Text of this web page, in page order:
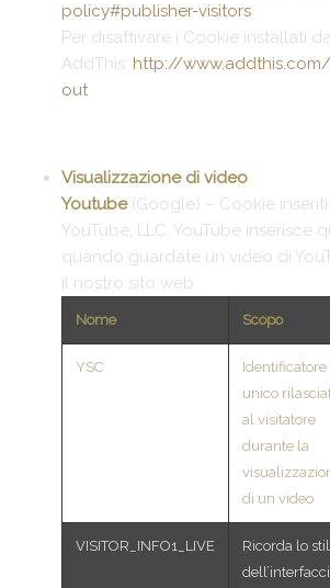
policy#publisher-visitors
Per disattivare i Cookie installati da
AddThis: http://
out
Visualizzazione di video
Youtube(Google) – Cookie
YouTube, LLC. YouTube inserisce
quando guardate un video di
il nostro sito web.
Nome Scopo
YSC
Identificatore
unico
al visitatore
durante la
di un video
VISITOR_INFO1_LIVE
Ricorda lo